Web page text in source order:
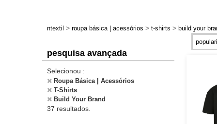
ntextil > roupa básica | acessórios > t-shirts > build your
pesquisa avançada
Selecionou :
Roupa Básica | Acessórios
T-Shirts
Build Your Brand
37 resultados.